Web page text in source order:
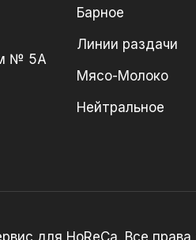
№ 5А
Барное
Линии раздачи
Мясо-Молоко
Нейтральное